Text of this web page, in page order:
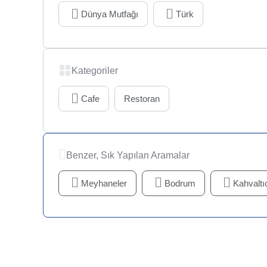
Dünya Mutfağı Türk
Kategoriler
Cafe Restoran
Benzer, Sık Yapılan Aramalar
Meyhaneler Bodrum